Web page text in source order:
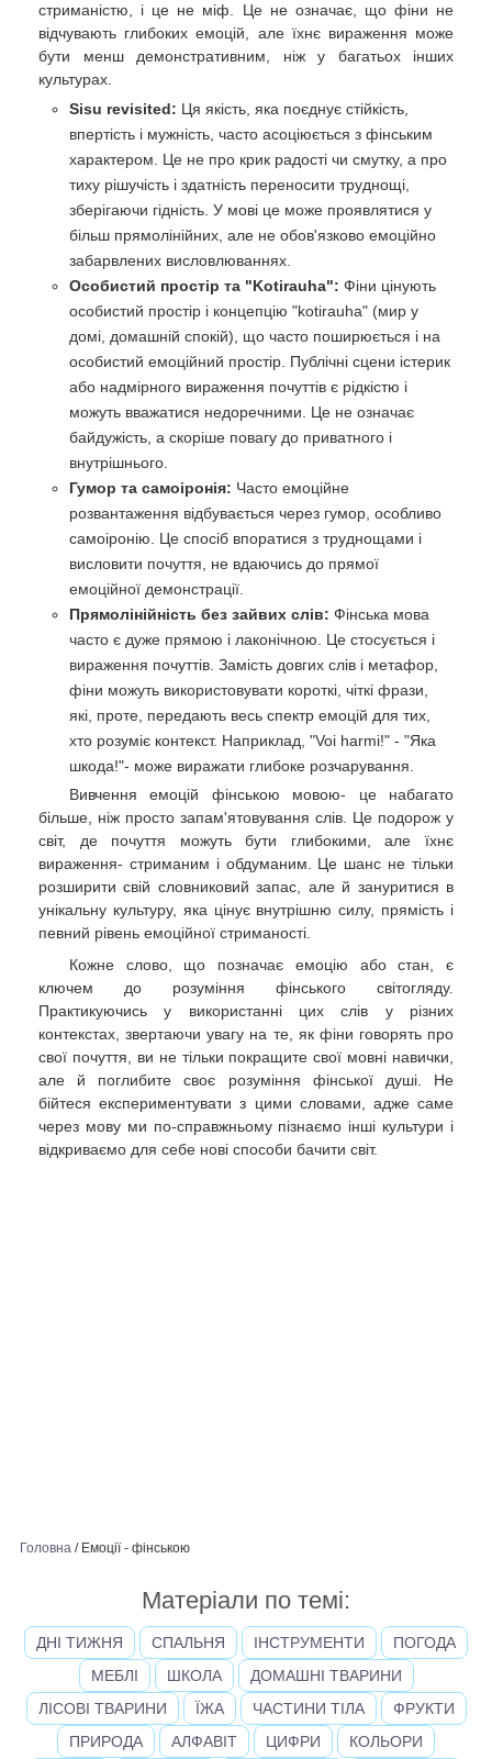
стриманістю, і це не міф. Це не означає, що фіни не
відчувають глибоких емоцій, але їхнє вираження може
бути менш демонстративним, ніж у багатьох інших
культурах.
Sisu revisited: Ця якість, яка поєднує стійкість,
впертість і мужність, часто асоціюється з фінським
характером. Це не про крик радості чи смутку, а про
тиху рішучість і здатність переносити труднощі,
зберігаючи гідність. У мові це може проявлятися у
більш прямолінійних, але не обов'язково емоційно
забарвлених висловлюваннях.
Особистий простір та "Kotirauha": Фіни цінують
особистий простір і концепцію "kotirauha" (мир у
домі, домашній спокій), що часто поширюється і на
особистий емоційний простір. Публічні сцени істерик
або надмірного вираження почуттів є рідкістю і
можуть вважатися недоречними. Це не означає
байдужість, а скоріше повагу до приватного і
внутрішнього.
Гумор та самоіронія: Часто емоційне
розвантаження відбувається через гумор, особливо
самоіронію. Це спосіб впоратися з труднощами і
висловити почуття, не вдаючись до прямої
емоційної демонстрації.
Прямолінійність без зайвих слів: Фінська мова
часто є дуже прямою і лаконічною. Це стосується і
вираження почуттів. Замість довгих слів і метафор,
фіни можуть використовувати короткі, чіткі фрази,
які, проте, передають весь спектр емоцій для тих,
хто розуміє контекст. Наприклад, "Voi harmi!" - "Яка
шкода!"- може виражати глибоке розчарування.
Вивчення емоцій фінською мовою- це набагато
більше, ніж просто запам'ятовування слів. Це подорож у
світ, де почуття можуть бути глибокими, але їхнє
вираження- стриманим і обдуманим. Це шанс не тільки
розширити свій словниковий запас, але й зануритися в
унікальну культуру, яка цінує внутрішню силу, прямість і
певний рівень емоційної стриманості.
Кожне слово, що позначає емоцію або стан, є
ключем до розуміння фінського світогляду.
Практикуючись у використанні цих слів у різних
контекстах, звертаючи увагу на те, як фіни говорять про
свої почуття, ви не тільки покращите свої мовні навички,
але й поглибите своє розуміння фінської душі. Не
бійтеся експериментувати з цими словами, адже саме
через мову ми по-справжньому пізнаємо інші культури і
відкриваємо для себе нові способи бачити світ.
Головна / Емоції - фінською
Матеріали по темі:
ДНІ ТИЖНЯ СПАЛЬНЯ ІНСТРУМЕНТИ
ПОГОДА
МЕБЛІ
ШКОЛА
ДОМАШНІ ТВАРИНИ
ЛІСОВІ ТВАРИНИ
ЇЖА ЧАСТИНИ ТІЛА
ФРУКТИ
ПРИРОДА
АЛФАВІТ ЦИФРИ
КОЛЬОРИ